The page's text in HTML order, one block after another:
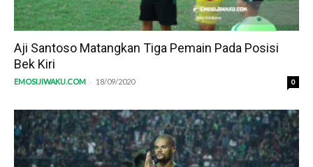
Aji Santoso Matangkan Tiga Pemain Pada Posisi
Bek Kiri
EMOSIJIWAKU.COM - 18/09/2020 0